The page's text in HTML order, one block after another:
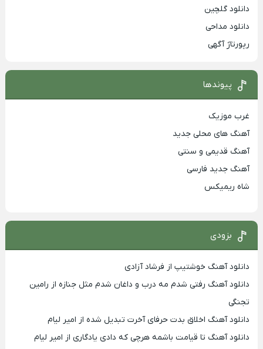
دانلود گلچین
دانلود مداحی
رپورتاژ آگهی
پیوندها
غرب موزیک
آهنگ های محلی جدید
آهنگ قدیمی و سنتی
آهنگ جدید فارسی
شاه ریمیکس
بزودی
دانلود آهنگ خوشتیپ از فرشاد آزادی
دانلود آهنگ رفتی شدم مه درب و داغان شدم مثل جنازه از رامین
تجنگی
دانلود آهنگ اخلاق بدت حرفای آخرت تبدیل شده از امیر لیام
دانلود آهنگ تا قیامت باشمه هرچی که دادی یادگاری از امیر لیام